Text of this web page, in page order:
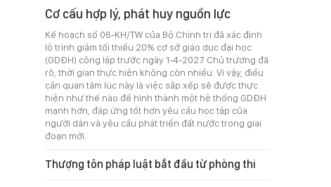
Cơ cấu hợp lý, phát huy nguồn lực
Kế hoạch số 06-KH/TW của Bộ Chính trị đã xác định
lộ trình giảm tối thiểu 20% cơ sở giáo dục đại học
(GDĐH) công lập trước ngày 1-4-2027. Chủ trương đã
rõ, thời gian thực hiện không còn nhiều. Vì vậy, điều
cần quan tâm lúc này là việc sắp xếp sẽ được thực
hiện như thế nào để hình thành một hệ thống GDĐH
mạnh hơn, đáp ứng tốt hơn yêu cầu học tập của
người dân và yêu cầu phát triển đất nước trong giai
đoạn mới.
Thượng tôn pháp luật bắt đầu từ phòng thi